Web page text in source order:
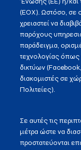
(ΕΟΧ). Ωστόσο, σε
χρειαστεί να
παρόχους
παράδειγμα,
τεχνολογίας
δικτύων
διακομιστές σε
Πολιτείες).
Σε αυτές τις
μέτρα ώστε να
προστατεύονται